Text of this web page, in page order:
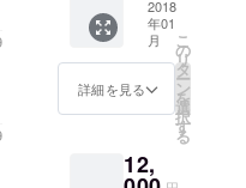
通販で
販売し
ている
「はじ
めての
手網焙
煎セッ
使って
実際に
2018
年01
月
詳細を見る
こ
の
リ
タ
ー
ン
を
選
択
す
る
12,